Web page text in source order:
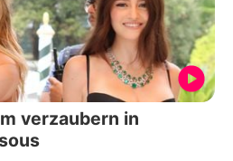
verzaubern in